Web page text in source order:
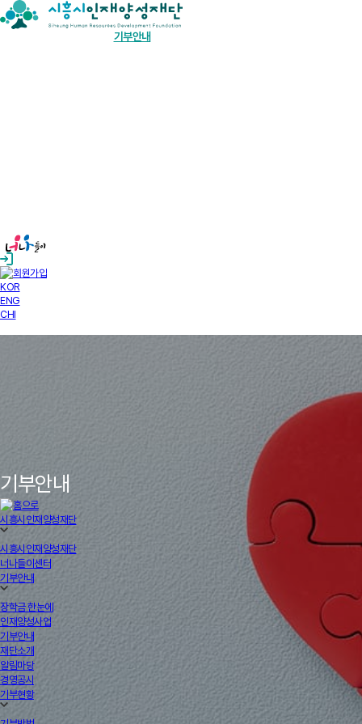
기부안내
KOR
ENG
CHI
기부안내
시흥시인재양성재단
시흥시인재양성재단
너나들이센터
기부안내
장학금 한눈에
인재양성사업
기부안내
재단소개
알림마당
경영공시
기부현황